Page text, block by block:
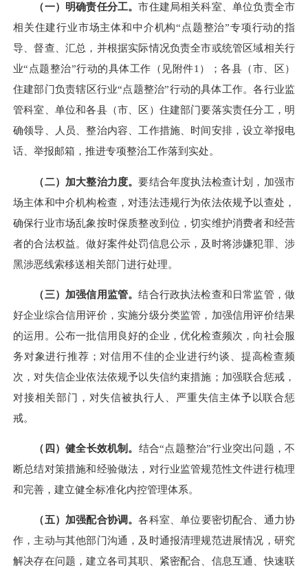
（一） 明确责任分工。市住建局相关科室、单位负责全市
相关住建行业市场主体和中介机构“点题整治”专项行动的指
导、督查、汇总，并根据实际情况负责全市或统管区域相关行
业“点题整治”行动的具体工作（见附件1 ）；各县（市、区）
住建部门负责辖区行业“点题整治”行动的具体工作。各行业监
管科室、单位和各县（市、区）住建部门要落实责任分工，明
确领导、人员、整治内容、工作措施、时间安排，设立举报电
话、举报邮箱，推进专项整治工作落到实处。
（二） 加大整治力度。要结合年度执法检查计划， 加强市
场主体和中介机构检查， 对违法违规行为依法依规予以查处，
确保行业市场乱象按时保质整改到位，切实维护消费者和经营
者的合法权益。做好案件处罚信息公示， 及时将涉嫌犯罪、涉
黑涉恶线索移送相关部门进行处理。
（三）加强信用监管。结合行政执法检查和日常监管，做
好企业综合信用评价，实施分级分类监管，加强信用评价结果
的运用。 公布一批信用良好的企业 ，优化检查频次，向社会服
务对象进行推荐； 对信用不佳的企业进行约谈、 提高检查频
次 ，对失信企业依法依规予以失信约束措施；加强联合惩戒，
对接相关部门，对失信被执行人、严重失信主体予以联合惩
戒。
（ 四）健全长效机制。 结合“点题整治”行业突出问题，不
断总结对策措施和经验做法， 对行业监管规范性文件进行梳理
和完善，建立健全标准化内控管理体系。
（五） 加强配合协调。各科室、单位要密切配合、通力协
作，主动与其他部门沟通，及时通报清理规范进展情况，研究
解决存在问题，建立各司其职、紧密配合、信息互通、快速联